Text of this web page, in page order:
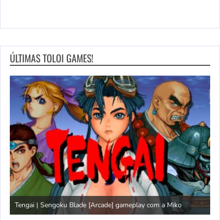
ÚLTIMAS TOLOI GAMES!
Tengai | Sengoku Blade [Arcade] gameplay com a Miko